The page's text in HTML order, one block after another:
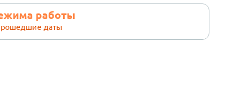
работы
даты